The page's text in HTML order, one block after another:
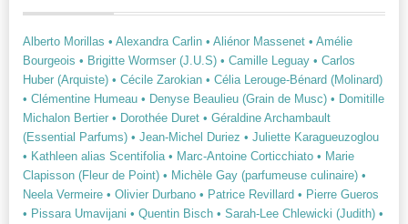
Alberto Morillas • Alexandra Carlin • Aliénor Massenet • Amélie
Bourgeois • Brigitte Wormser (J.U.S) • Camille Leguay • Carlos
Huber (Arquiste) • Cécile Zarokian • Célia Lerouge-Bénard (Molinard)
• Clémentine Humeau • Denyse Beaulieu (Grain de Musc) • Domitille
Michalon Bertier • Dorothée Duret • Géraldine Archambault
(Essential Parfums) • Jean-Michel Duriez • Juliette Karagueuzoglou
• Kathleen alias Scentifolia • Marc-Antoine Corticchiato • Marie
Clapisson (Fleur de Point) • Michèle Gay (parfumeuse culinaire) •
Neela Vermeire • Olivier Durbano • Patrice Revillard • Pierre Gueros
• Pissara Umavijani • Quentin Bisch • Sarah-Lee Chlewicki (Judith) •